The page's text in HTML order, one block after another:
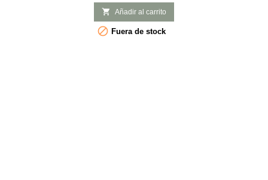
Japonés Asahi, 50gr Té verde Kukicha Tostado Orgánico, 50gr Té verde
japonés...
 Añadir al carrito
 Fuera de stock